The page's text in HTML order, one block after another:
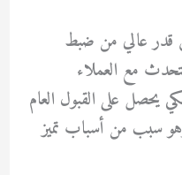
عالي من ضبط
مع العملاء
يحصل على القبول العام
سبب من أسباب تميز